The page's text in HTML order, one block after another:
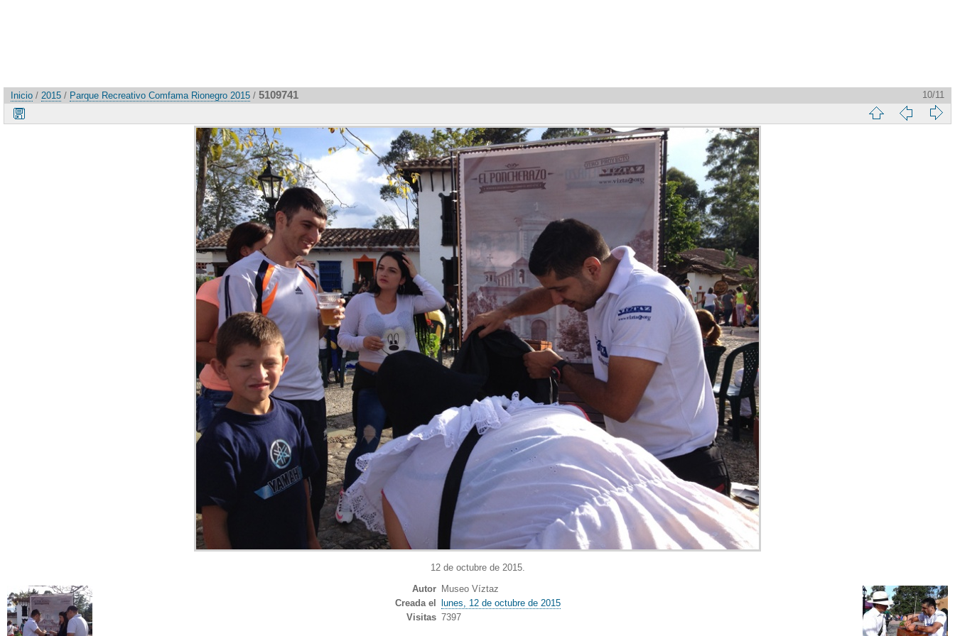
Inicio / 2015 / Parque Recreativo Comfama Rionegro 2015 / 5109741 10/11
12 de octubre de 2015.
Autor Museo Víztaz
Creada el
lunes, 12 de octubre de 2015
Visitas 7397